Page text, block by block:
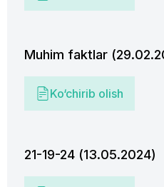
Muhim faktlar
Ko‘chirib olish
21-19-24 (13.05.2024)